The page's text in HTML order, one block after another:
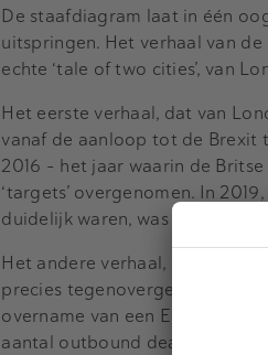
De staafdiagram laat in één
uitspringen. Het verhaal van
echte ‘tale of two cities’, van
Het eerste verhaal, dat van
vanaf de aanloop tot de Brexit
2016 – het jaar waarin de
‘targets’ overgenomen. In
duidelijk waren, was het
Het andere verhaal, dat van
precies tegenovergesteld is
overname van een Engels
aantal outbound deals – 22 –